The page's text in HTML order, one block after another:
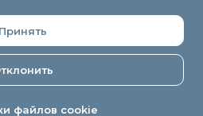
Принять
файлов cookie
реестре 9 декабря 2015г.
об интернет-магазине
Республики Беларусь -
регистрации 41254.
ТНС" © 2005-2026.